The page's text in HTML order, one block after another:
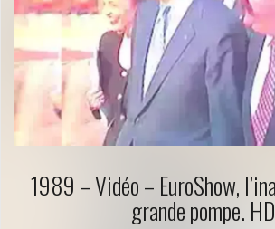
1989 – Vidéo – EuroShow,
grande pompe. HD